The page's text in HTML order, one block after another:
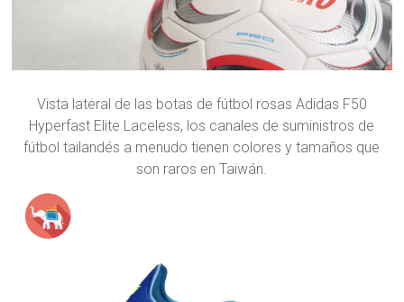
Vista lateral de las botas de fútbol rosas Adidas F50
Hyperfast Elite Laceless, los canales de suministros de
fútbol tailandés a menudo tienen colores y tamaños que
son raros en Taiwán.